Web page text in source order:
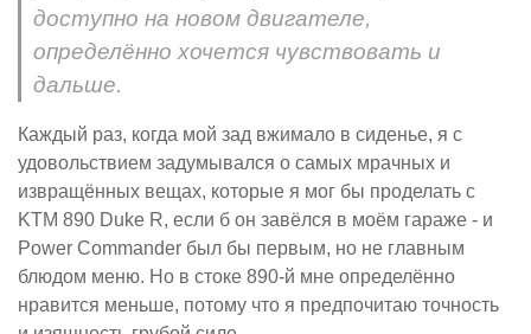
доступно на новом двигателе,
определённо хочется чувствовать и
дальше.
Каждый раз, когда мой зад вжимало в сиденье, я с
удовольствием задумывался о самых мрачных и
извращённых вещах, которые я мог бы проделать с
KTM 890 Duke R, если б он завёлся в моём гараже - и
Power Commander был бы первым, но не главным
блюдом меню. Но в стоке 890-й мне определённо
нравится меньше, потому что я предпочитаю точность